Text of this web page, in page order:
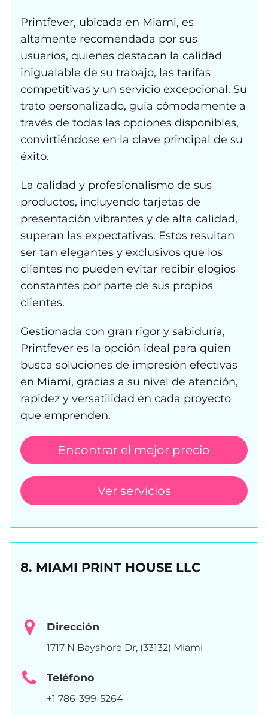
Printfever, ubicada en Miami, es
altamente recomendada por sus
usuarios, quienes destacan la calidad
inigualable de su trabajo, las tarifas
competitivas y un servicio excepcional. Su
trato personalizado, guía cómodamente a
través de todas las opciones disponibles,
convirtiéndose en la clave principal de su
éxito.
La calidad y profesionalismo de sus
productos, incluyendo tarjetas de
presentación vibrantes y de alta calidad,
superan las expectativas. Estos resultan
ser tan elegantes y exclusivos que los
clientes no pueden evitar recibir elogios
constantes por parte de sus propios
clientes.
Gestionada con gran rigor y sabiduría,
Printfever es la opción ideal para quien
busca soluciones de impresión efectivas
en Miami, gracias a su nivel de atención,
rapidez y versatilidad en cada proyecto
que emprenden.
Encontrar el mejor precio
Ver servicios
8. MIAMI PRINT HOUSE LLC
Dirección
1717 N Bayshore Dr, (33132) Miami
Teléfono
+1 786-399-5264